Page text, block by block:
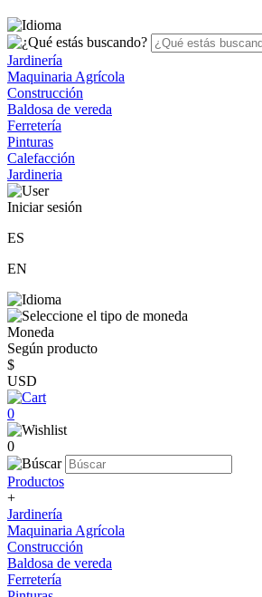
Jardinería
Maquinaria Agrícola
Construcción
Baldosa de vereda
Ferretería
Pinturas
Calefacción
Jardineria
Iniciar sesión
ES
EN
Moneda
Según producto
$
USD
0
0
Productos
+
Jardinería
Maquinaria Agrícola
Construcción
Baldosa de vereda
Ferretería